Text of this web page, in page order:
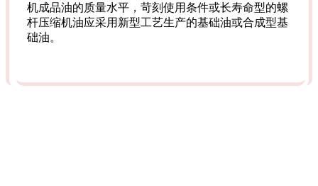
机成品油的质量水平，苛刻使用条件或长寿命型的螺
杆压缩机油应采用新型工艺生产的基础油或合成型基
础油。